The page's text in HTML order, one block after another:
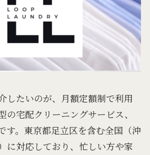
したいのが、月額定額制で利用
の宅配クリーニングサービス、
。東京都足立区を含む全国（沖
に対応しており、忙しい方や家